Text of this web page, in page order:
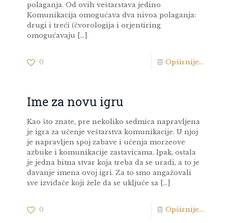
polaganja. Od ovih veštarstava jedino
Komunikacija omogućava dva nivoa polaganja:
drugi i treći (čvorologija i orjentiring
omogućavaju […]
0 Opširnije...
Ime za novu igru
Kao što znate, pre nekoliko sedmica napravljena
je igra za učenje veštarstva komunikacije. U njoj
je napravljen spoj zabave i učenja morzeove
azbuke i komunikacije zastavicama. Ipak, ostala
je jedna bitna stvar koja treba da se uradi, a to je
davanje imena ovoj igri. Za to smo angažovali
sve izviđače koji žele da se uključe sa […]
0 Opširnije...